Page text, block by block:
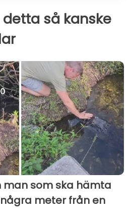
så kanske
man som ska hämta
meter från en